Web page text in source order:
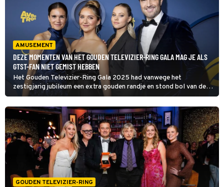
AMUSEMENT
DEZE MOMENTEN VAN HET GOUDEN TELEVIZIER-RING GALA MAG JE ALS
GTST-FAN NIET GEMIST HEBBEN
Het Gouden Televizier-Ring Gala 2025 had vanwege het
zestigjarig jubileum een extra gouden randje en stond bol van de
mooie momenten. In het bijzonder ook voor GTST-fans.
GOUDEN TELEVIZIER-RING